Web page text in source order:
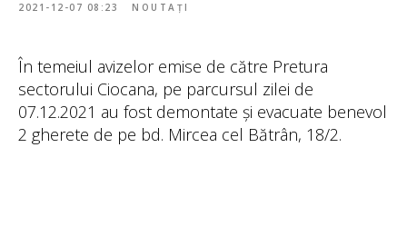
2021-12-07 08:23 NOUTAȚI
În temeiul avizelor emise de către Pretura
sectorului Ciocana, pe parcursul zilei de
07.12.2021 au fost demontate și evacuate benevol
2 gherete de pe bd. Mircea cel Bătrân, 18/2.